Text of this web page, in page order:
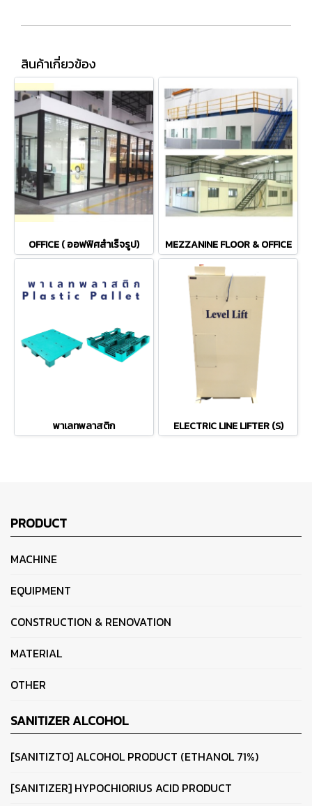
สินค้าเกี่ยวข้อง
OFFICE ( ออฟฟิศสำเร็จรูป) MEZZANINE FLOOR & OFFICE
พาเลทพลาสติก ELECTRIC LINE LIFTER (S)
PRODUCT
MACHINE
EQUIPMENT
CONSTRUCTION & RENOVATION
MATERIAL
OTHER
SANITIZER ALCOHOL
[SANITIZTO] ALCOHOL PRODUCT (ETHANOL 71%)
[SANITIZER] HYPOCHIORIUS ACID PRODUCT